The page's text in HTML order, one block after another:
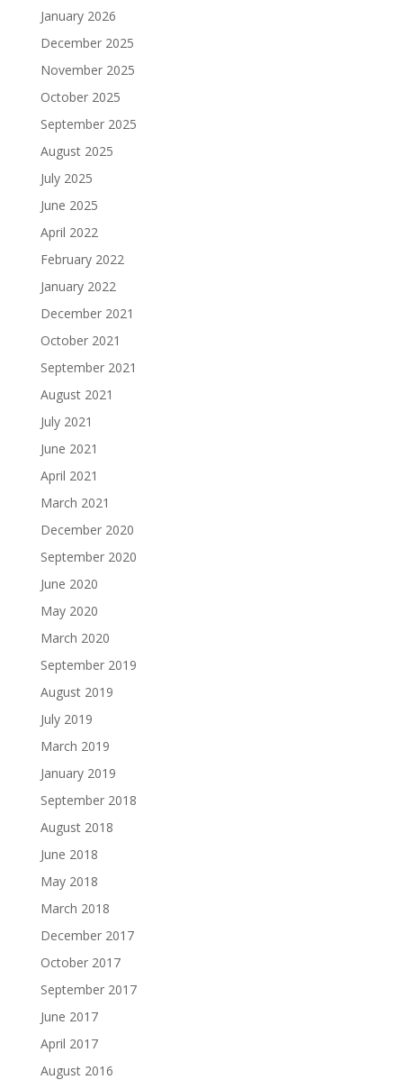
January 2026
December 2025
November 2025
October 2025
September 2025
August 2025
July 2025
June 2025
April 2022
February 2022
January 2022
December 2021
October 2021
September 2021
August 2021
July 2021
June 2021
April 2021
March 2021
December 2020
September 2020
June 2020
May 2020
March 2020
September 2019
August 2019
July 2019
March 2019
January 2019
September 2018
August 2018
June 2018
May 2018
March 2018
December 2017
October 2017
September 2017
June 2017
April 2017
August 2016